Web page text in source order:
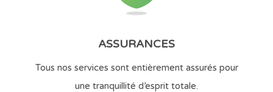
ASSURANCES
Tous nos services sont entièrement assurés pour
une tranquillité d’esprit totale.